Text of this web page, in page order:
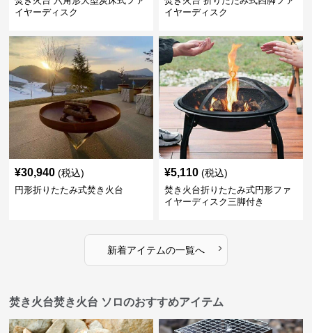
イヤーディスク
イヤーディスク
¥30,940 (税込)
円形折りたたみ式焚き火台
¥5,110 (税込)
焚き火台折りたたみ式円形ファ
イヤーディスク三脚付き
新着アイテムの一覧へ ›
焚き火台焚き火台 ソロのおすすめアイテム